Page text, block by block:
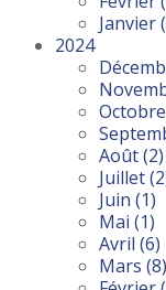
Janvier
2024
Octobre
Août(2)
Juillet
Juin (1)
Mai (1)
Avril (6)
Mars (8)